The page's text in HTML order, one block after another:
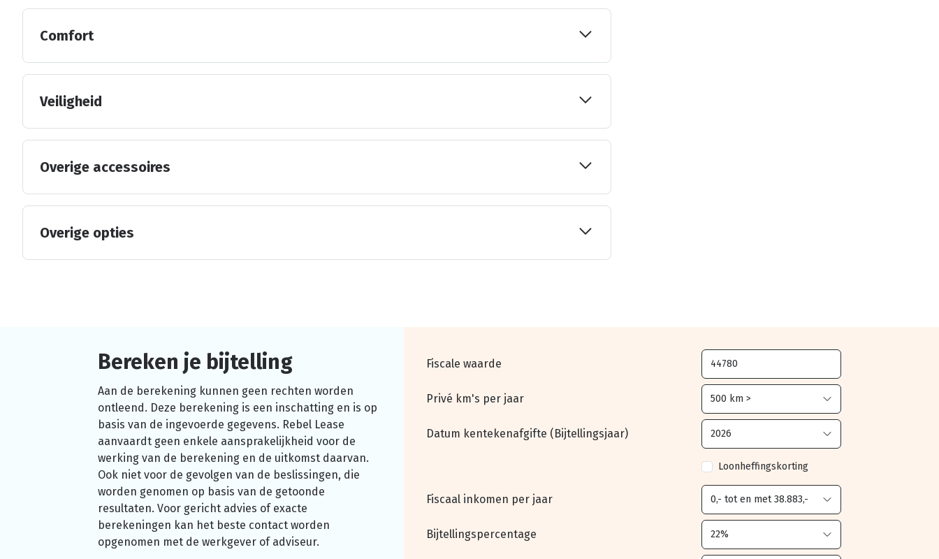
Comfort
Veiligheid
Overige accessoires
Overige opties
Bereken je bijtelling
Aan de berekening kunnen geen rechten worden
ontleend. Deze berekening is een inschatting en is op
basis van de ingevoerde gegevens. Rebel Lease
aanvaardt geen enkele aansprakelijkheid voor de
werking van de berekening en de uitkomst daarvan.
Ook niet voor de gevolgen van de beslissingen, die
worden genomen op basis van de getoonde
resultaten. Voor gericht advies of exacte
berekeningen kan het beste contact worden
opgenomen met de werkgever of adviseur.
Fiscale waarde
Privé km's per jaar
Datum kentekenafgifte (Bijtellingsjaar)
Loonheffingskorting
Fiscaal inkomen per jaar
Bijtellingspercentage